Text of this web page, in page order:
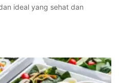
ideal yang sehat dan